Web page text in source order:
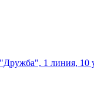
1 линия, 10